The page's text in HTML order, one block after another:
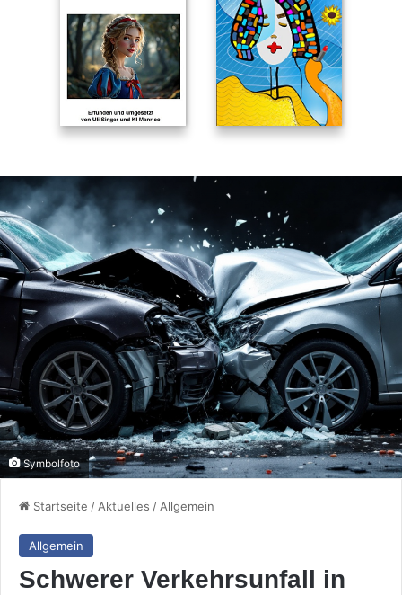
Symbolfoto
Startseite /Aktuelles /Allgemein
Allgemein
Schwerer Verkehrsunfall in